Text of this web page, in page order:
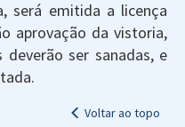
será emitida a licença
aprovação da vistoria,
ser sanadas, e
Voltar ao topo